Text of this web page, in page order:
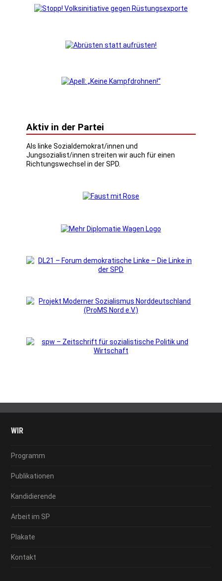
Aktiv in der Partei
Als linke Sozialdemokrat/innen und
Jungsozialist/innen streiten wir auch für einen
Richtungswechsel in der SPD.
WIR
Programm
Publikationen
Kandidierende
Arbeit im SP
Plakate
Kontakt